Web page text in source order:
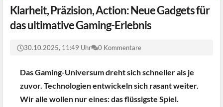
Klarheit, Präzision, Action: Neue Gadgets für
das ultimative Gaming-Erlebnis
30.10.2025, 11:49 Uhr 0 Kommentare
Das Gaming-Universum dreht sich schneller als je
zuvor. Technologien entwickeln sich rasant weiter.
Wir alle wollen nur eines: das flüssigste Spiel.